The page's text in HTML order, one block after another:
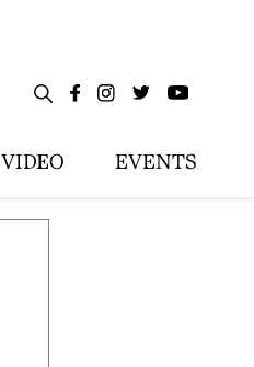
VIDEO EVENTS